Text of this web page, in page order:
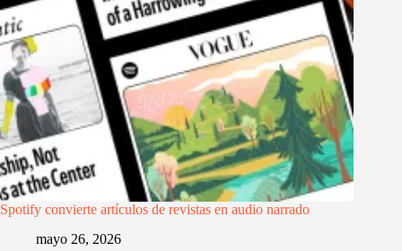
Spotify convierte artículos de revistas en audio narrado
mayo 26, 2026